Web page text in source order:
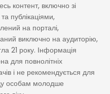
контент, включно зі
публікаціями,
на порталі,
виключно на аудиторію,
21 року. Інформація
для повнолітніх
і не рекомендується для
особам молодше